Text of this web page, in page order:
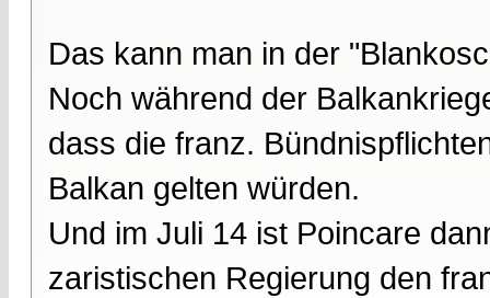
Das kann man in der
Noch während der
dass die franz.
Balkan gelten würden.
Und im Juli 14 ist Poincare
zaristischen Regierung den